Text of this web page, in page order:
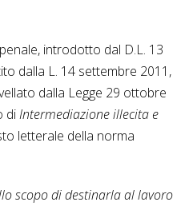
introdotto dal D.L. 13
dalla L. 14 settembre 2011,
dalla Legge 29 ottobre
diIntermediazione illecita e
letterale della norma
scopo di destinarla al lavoro